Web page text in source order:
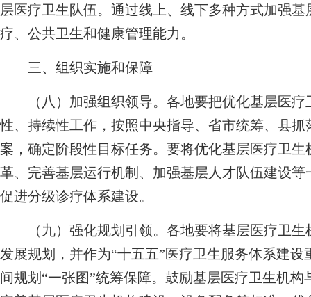
层医疗卫生队伍。通过线上、线下多种方式加强
疗、公共卫生和健康管理能力。
三、组织实施和保障
（八）加强组织领导。各地要把优化基层医疗
性、持续性工作，按照中央指导、省市统筹、县
案，确定阶段性目标任务。要将优化基层医疗卫
革、完善基层运行机制、加强基层人才队伍建设
促进分级诊疗体系建设。
（九）强化规划引领。各地要将基层医疗卫生
发展规划，并作为“十五五”医疗卫生服务体系建
间规划“一张图”统筹保障。鼓励基层医疗卫生机